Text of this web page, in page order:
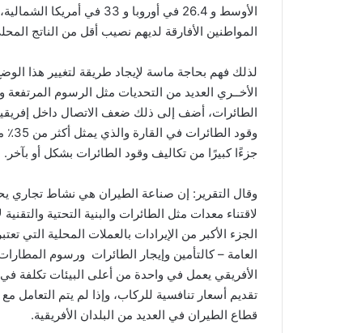
الأوسط و 26.4 في أوروبا
المواطنين الأفارقة لديهم نصيب أقل من الناتج
لذلك فهم بحاجة ماسة لإيجاد طريقة لتغيير هذا
الأخــري العديد من التحديات مثل الرسوم المرتفعة
الطائرات، أضف إلى ذلك ضعف الاتصال داخل
جزءًا كبيرًا من تكاليف وقود الطائرات بشكل أو بآخر.
وقال التقرير: إن صناعة الطيران هي نشاط تجاري
لاقتناء معدات مثل الطائرات والبنية التحتية
الجزء الأكبر من الإيرادات بالعملات المحلية التي
العامة – كالتأمين وإيجار الطائرات ورسوم
الأفريقي يعمل في واحدة من أعلى البيئات تكلفة
تقديم أسعار تنافسية للركاب، وإذا لم يتم التعامل
قطاع الطيران في العديد من البلدان الأفريقية.